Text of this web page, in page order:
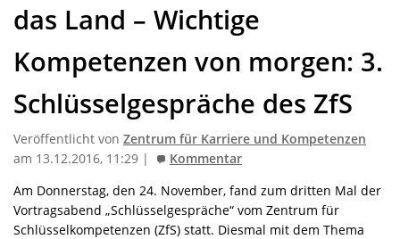
das Land – Wichtige
Kompetenzen von morgen: 3.
Schlüsselgespräche des ZfS
Veröffentlicht von Zentrum für Karriere und Kompetenzen
am 13.12.2016, 11:29 |
Kommentar
Am Donnerstag, den 24. November, fand zum dritten Mal der
Vortragsabend „Schlüsselgespräche“ vom Zentrum für
Schlüsselkompetenzen (ZfS) statt. Diesmal mit dem Thema